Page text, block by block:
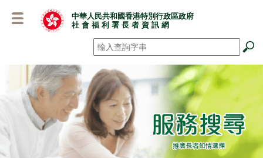
中華人民共和國香港特別行政區政府
社 會 福 利 署 長 者 資 訊 網
搜尋 *